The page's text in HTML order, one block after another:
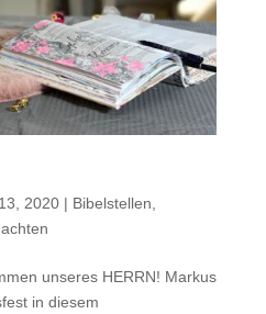
2020| Bibelstellen,
unseres HERRN! Markus
in diesem